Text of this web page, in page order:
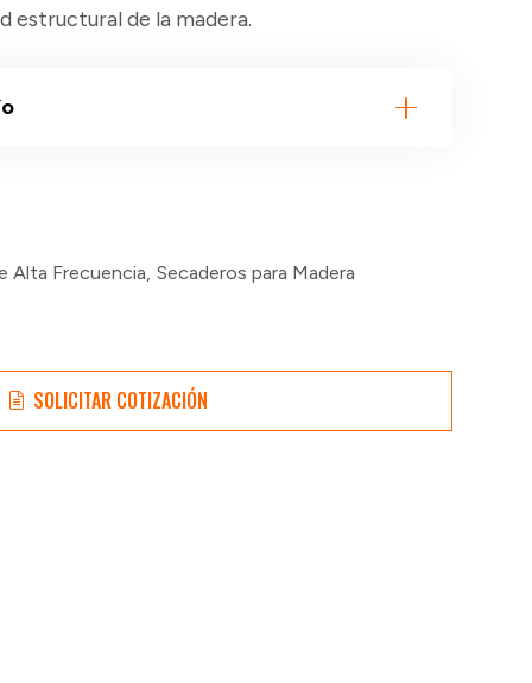
estructural de la madera.
Alta Frecuencia, Secaderos para Madera
SOLICITAR COTIZACIÓN